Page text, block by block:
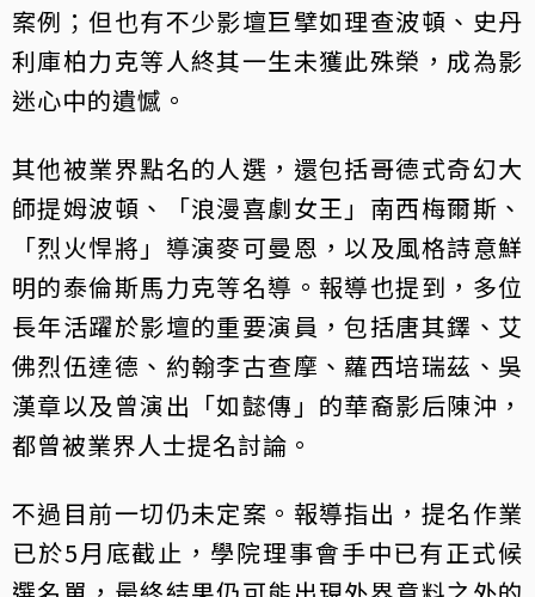
案例；但也有不少影壇巨擘如理查波頓、史丹
利庫柏力克等人終其一生未獲此殊榮，成為影
迷心中的遺憾。
其他被業界點名的人選，還包括哥德式奇幻大
師提姆波頓、「浪漫喜劇女王」南西梅爾斯、
「烈火悍將」導演麥可曼恩，以及風格詩意鮮
明的泰倫斯馬力克等名導。報導也提到，多位
長年活躍於影壇的重要演員，包括唐其鐸、艾
佛烈伍達德、約翰李古查摩、蘿西培瑞茲、吳
漢章以及曾演出「如懿傳」的華裔影后陳沖，
都曾被業界人士提名討論。
不過目前一切仍未定案。報導指出，提名作業
已於5月底截止，學院理事會手中已有正式候